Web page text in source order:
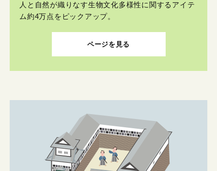
人と自然が織りなす生物文化多様性に関するアイテ
ム約4万点をピックアップ。
ページを見る